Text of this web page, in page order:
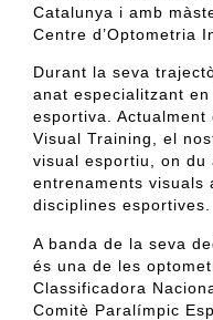
Catalunya i amb
Centre d’Optometria
Durant la seva
anat especialitzant
esportiva. Actualment
Visual Training, el
visual esportiu, on du
entrenaments visuals
disciplines esportives.
A banda de la seva
és una de les
Classificadora
Comitè Paralímpic